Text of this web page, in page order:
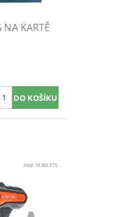
NA KARTĚ
Kód:MI88375